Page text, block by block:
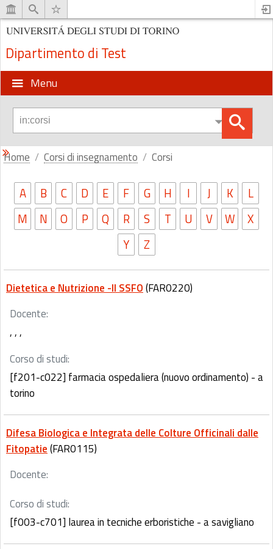
Dipartimento di Test
Menu
Home Corsi di insegnamento Corsi
A B C D E F G H I J K
L
M
N O P Q R S T U V W
X
Y
Z
Dietetica e Nutrizione -II SSFO(FAR0220)
Docente:
, , ,
Corso di studi:
[f201-c022] farmacia ospedaliera (nuovo ordinamento) - a
torino
Difesa Biologica e Integrata delle Colture Officinali dalle
Fitopatie(FAR0115)
Docente:
Corso di studi:
[f003-c701] laurea in tecniche erboristiche - a savigliano